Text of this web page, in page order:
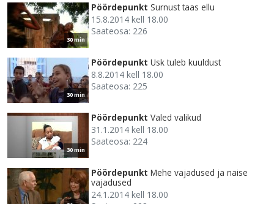
30 min
Pöördepunkt Surnust taas ellu
15.8.2014 kell 18.00
Saateosa: 226
30 min
Pöördepunkt Usk tuleb kuuldust
8.8.2014 kell 18.00
Saateosa: 225
30 min
Pöördepunkt Valed valikud
31.1.2014 kell 18.00
Saateosa: 224
Pöördepunkt Mehe vajadused ja naise
vajadused
24.1.2014 kell 18.00